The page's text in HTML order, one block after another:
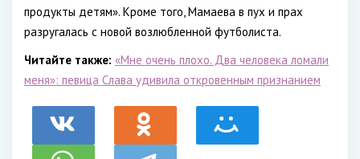
продукты детям». Кроме того, Мамаева в пух и прах
разругалась с новой возлюбленной футболиста.
Читайте также: «Мне очень плохо. Два человека ломали
меня»: певица Слава удивила откровенным признанием